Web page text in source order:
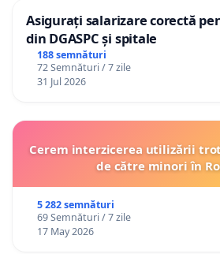
Asigurați salarizare corectă
din DGASPC și spitale
188 semnături
72 Semnături / 7 zile
31 Jul 2026
Cerem interzicerea utilizării
de către minori în
5 282 semnături
69 Semnături / 7 zile
17 May 2026